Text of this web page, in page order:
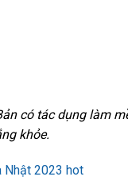
có tác dụng làm
khỏe.
Nhật 2023 hot